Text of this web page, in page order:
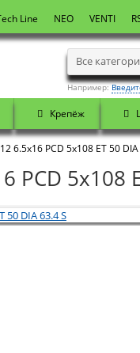
Line NEO VENTI
Все
Например:
Крепёж
6.5x16 PCD 5x108 ET 50
PCD 5x108